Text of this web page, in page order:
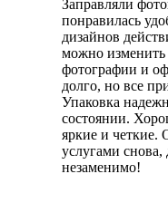
Заправляли
понравилась
дизайнов
можно изменить
фотографии и
долго, но все
Упаковка
состоянии.
яркие и четкие.
услугами снова,
незаменимо!